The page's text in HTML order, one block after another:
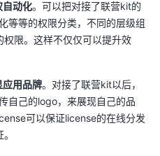
自动化。可以把对接了联营kit的
等等的权限分类，不同的层级组
限。这样不仅仅可以提升效
应用品牌。对接了联营kit以后，
自己的logo，来展现自己的品
可以保证license的在线分发